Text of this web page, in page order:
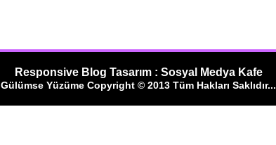
Responsive Blog Tasarım : Sosyal Medya Kafe
Gülümse Yüzüme Copyright © 2013 Tüm Hakları Saklıdır...